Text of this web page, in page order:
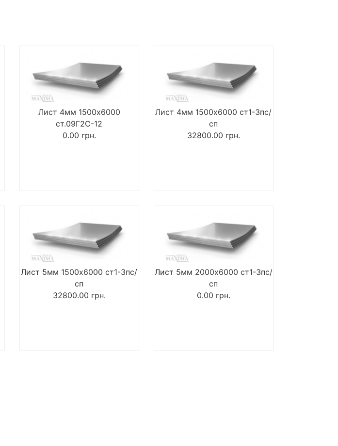
Лист 4мм 1500х6000
ст.09Г2С-12
0.00 грн.
Лист 4мм 1500х6000 ст1-3пс/
сп
32800.00 грн.
Лист 5мм 1500х6000 ст1-3пс/
сп
32800.00 грн.
Лист 5мм 2000х6000 ст1-3пс/
сп
0.00 грн.